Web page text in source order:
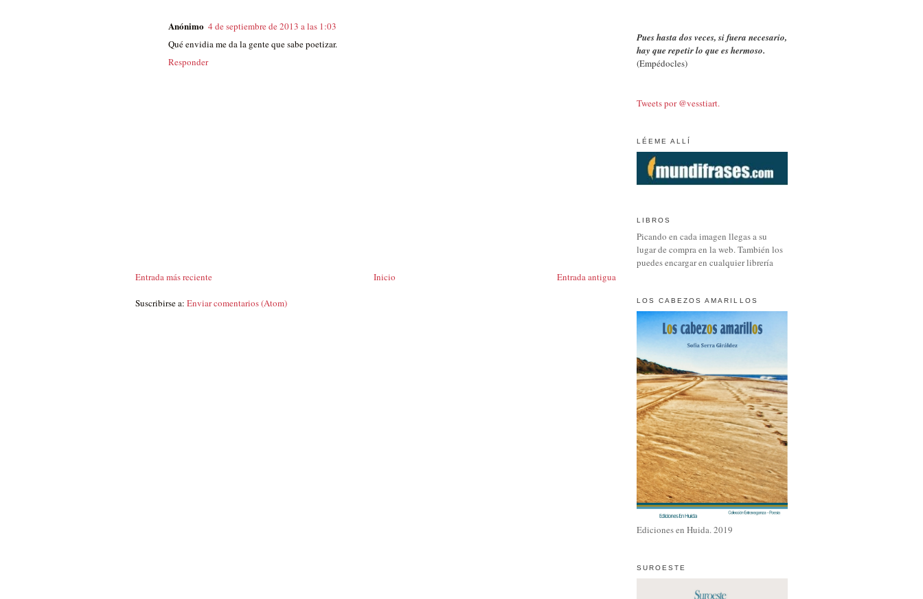
Anónimo 4 de septiembre de 2013 a las 1:03
Qué envidia me da la gente que sabe poetizar.
Responder
Entrada más reciente Entrada antigua
Inicio
Suscribirse a: Enviar comentarios (Atom)
Pues hasta dos veces, si fuera necesario,
hay que repetir lo que es hermoso.
(Empédocles)
Tweets por @vesstiart.
LÉEME ALLÍ
LIBROS
Picando en cada imagen llegas a su
lugar de compra en la web. También los
puedes encargar en cualquier librería
LOS CABEZOS AMARILLOS
Ediciones en Huida. 2019
SUROESTE